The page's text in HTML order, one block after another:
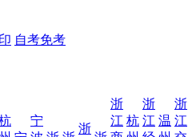
自考免考
宁
浙
浙
江 杭
浙
江 温
浙
江